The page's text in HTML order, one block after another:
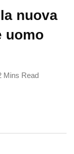
nuova
uomo
Mins Read